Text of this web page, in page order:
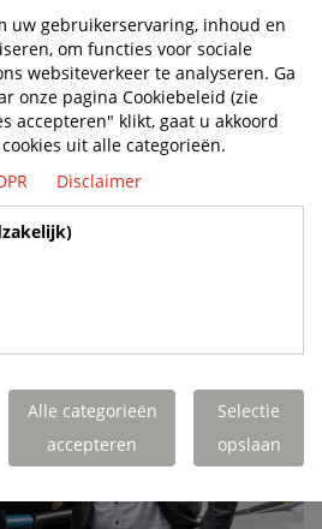
zijn deze twee
techniek en diensten te
containerterminals,
de distributie, om bij te
naar autonomie.
uw gebruikerservaring, inhoud en
om functies voor sociale
websiteverkeer te analyseren. Ga
onze pagina Cookiebeleid (zie
accepteren" klikt, gaat u akkoord
uit alle categorieën.
Disclaimer
Alle categorieën
accepteren
Selectie
opslaan